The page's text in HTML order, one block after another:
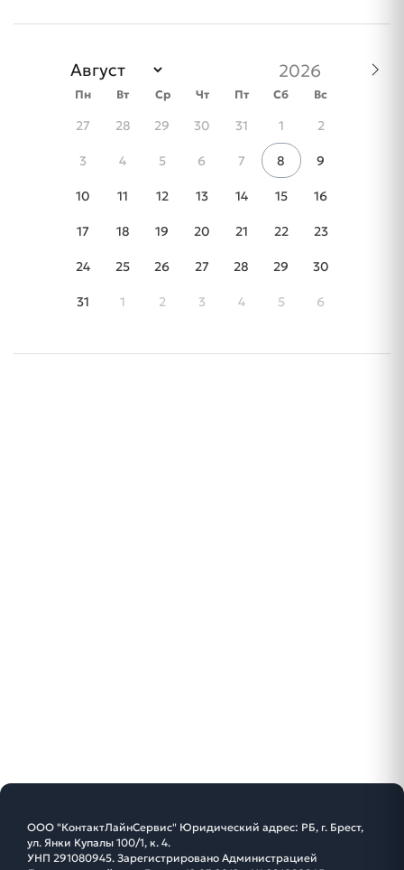
Пн Вт Ср Чт Пт Сб Вс
27 28 29 30 31 1 2
3 4 5 6 7 8 9
10 11 12 13 14 15 16
17 18 19 20 21 22 23
24 25 26 27 28 29 30
31 1 2 3 4 5 6
ООО "КонтактЛайнСервис" Юридический адрес: РБ, г. Брест,
ул. Янки Купалы 100/1, к. 4.
УНП 291080945. Зарегистрировано Администрацией